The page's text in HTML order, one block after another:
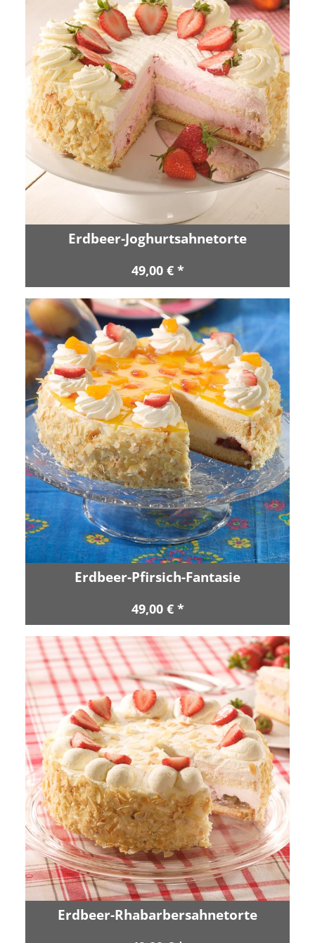
Erdbeer-Joghurtsahnetorte
49,00 € *
Erdbeer-Pfirsich-Fantasie
49,00 € *
Erdbeer-Rhabarbersahnetorte